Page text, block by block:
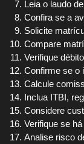
Leia o laudo
Confira se a
Solicite
Compare
Verifique
Confirme se o
Calcule
Inclua ITBI,
Considere
Verifique se
Analise risco